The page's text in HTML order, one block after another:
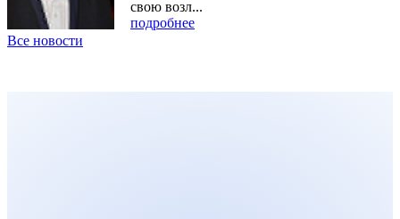
свою возл...
подробнее
Все новости